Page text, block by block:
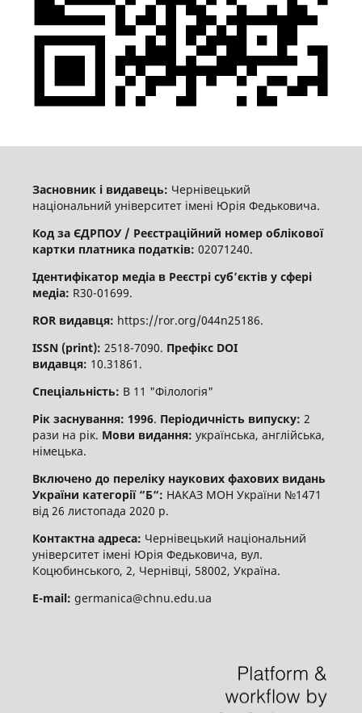
Засновник і видавець: Чернівецький
національний університет імені Юрія Федьковича.
Код за ЄДРПОУ / Реєстраційний номер облікової
картки платника податків: 02071240.
Ідентифікатор медіа в Реєстрі суб’єктів у сфері
медіа: R30-01699.
ROR видавця: https://ror.org/044n25186.
ISSN (print): 2518-7090. Префікс DOI
видавця: 10.31861.
Спеціальність: В 11 "Філологія"
Рік заснування: 1996. Періодичність випуску: 2
рази на рік. Мови видання: українська, англійська,
німецька.
Включено до переліку наукових фахових видань
України категорії “Б“: НАКАЗ МОН України №1471
від 26 листопада 2020 р.
Контактна адреса: Чернівецький національний
університет імені Юрія Федьковича, вул.
Коцюбинського, 2, Чернівці, 58002, Україна.
E-mail: germanica@chnu.edu.ua